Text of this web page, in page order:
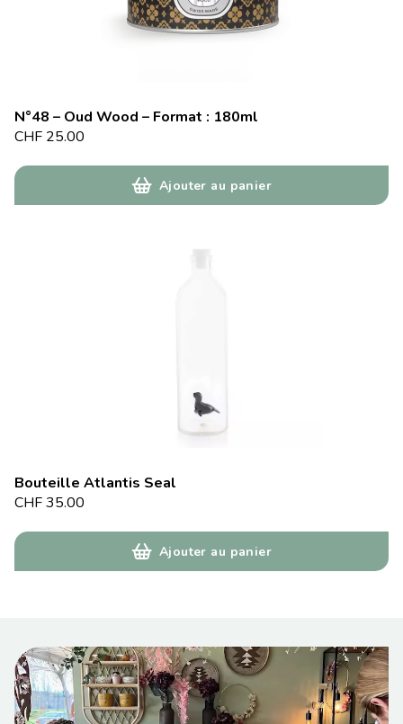
N°48 – Oud Wood – Format : 180ml
CHF 25.00
Ajouter au panier
Bouteille Atlantis Seal
CHF35.00
Ajouter au panier